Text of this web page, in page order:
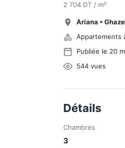
2 704 DT / m²
Ariana •
Appartements
Publiée le 20
544vues
Détails
Chambres
3